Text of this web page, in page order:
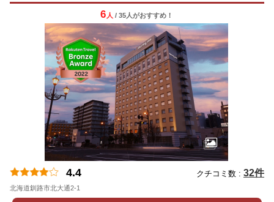
6 人 / 35人がおすすめ！
4.4 クチコミ数 : 32件
北海道釧路市北大通2-1